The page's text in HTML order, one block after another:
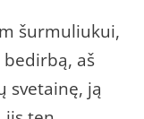
šurmuliukui,
aš
svetainę, ją